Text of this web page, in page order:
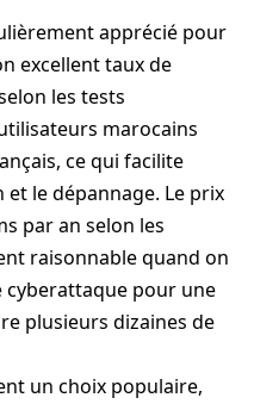
apprécié pour
excellent taux de
les tests
marocains
ce qui facilite
le dépannage. Le prix
par an selon les
raisonnable quand on
cyberattaque pour une
plusieurs dizaines de
un choix populaire,